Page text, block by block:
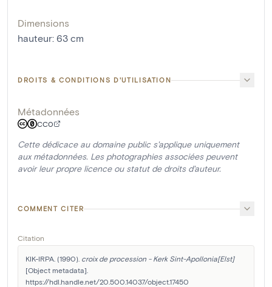
Dimensions
hauteur: 63 cm
DROITS & CONDITIONS D'UTILISATION
Métadonnées
CC0
Cette dédicace au domaine public s'applique uniquement
aux métadonnées. Les photographies associées peuvent
avoir leur propre licence ou statut de droits d'auteur.
COMMENT CITER
Citation
KIK-IRPA. (1990). croix de procession - Kerk Sint-Apollonia[Elst]
[Object metadata].
https://hdl.handle.net/20.500.14037/object.17450